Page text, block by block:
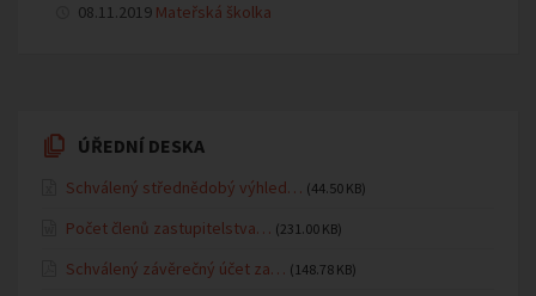
08.11.2019 Mateřská školka
ÚŘEDNÍ DESKA
Schválený střednědobý výhled… (44.50 KB)
Počet členů zastupitelstva… (231.00 KB)
Schválený závěrečný účet za… (148.78 KB)